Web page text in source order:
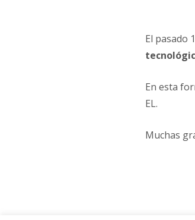
El pasado
En esta
EL.
Muchas